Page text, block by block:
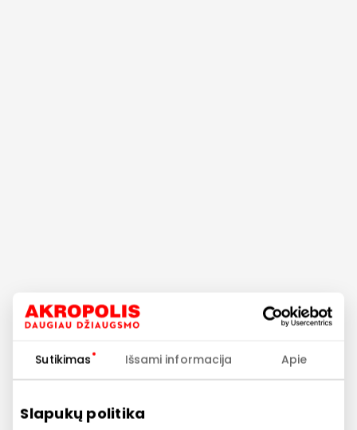
Sutikimas Išsami informacija Apie
Slapukų politika